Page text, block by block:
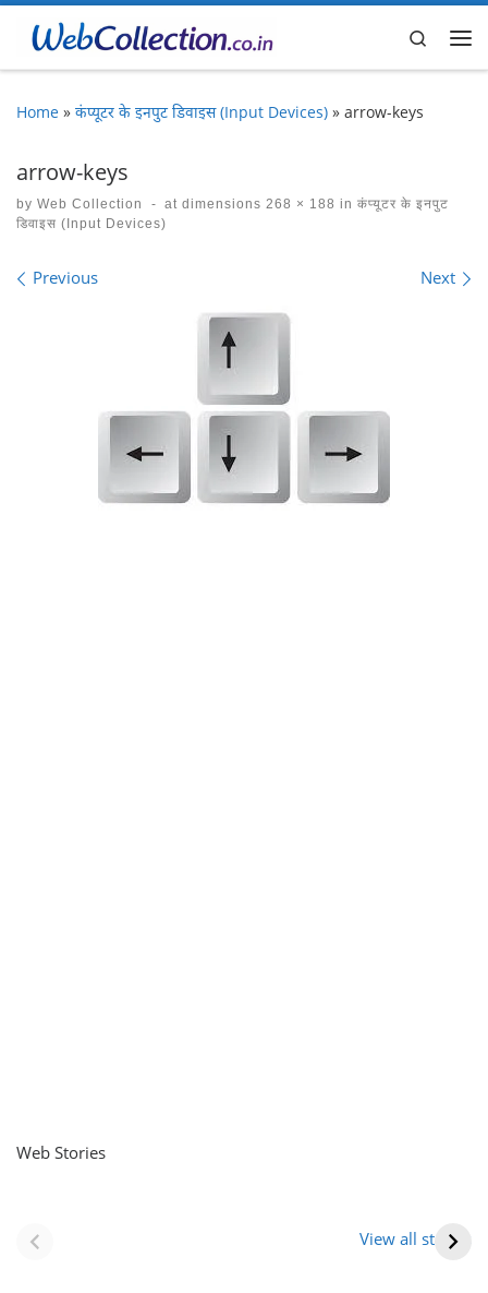
Skip to content
Search
Home » कंप्यूटर के इनपुट डिवाइस (Input Devices) » arrow-keys
arrow-keys
by Web Collection - at dimensions 268 × 188 in कंप्यूटर के इनपुट
डिवाइस (Input Devices)
Images navigation
Previous Next
Web Stories
View all stories
(राजस्थान) |
आभूषण (women’s